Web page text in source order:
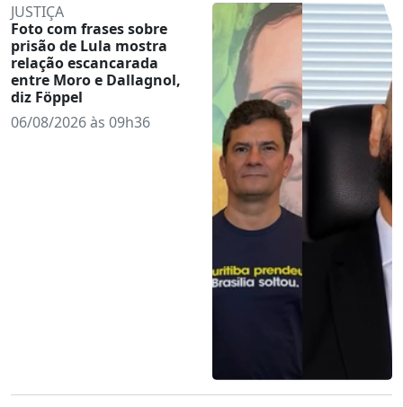
JUSTIÇA
Foto com frases sobre
prisão de Lula mostra
relação escancarada
entre Moro e Dallagnol,
diz Föppel
06/08/2026 às 09h36